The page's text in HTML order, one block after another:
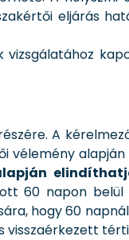
eljárás
A
vélemény
60 napon
hogy 60
visszaérkezett